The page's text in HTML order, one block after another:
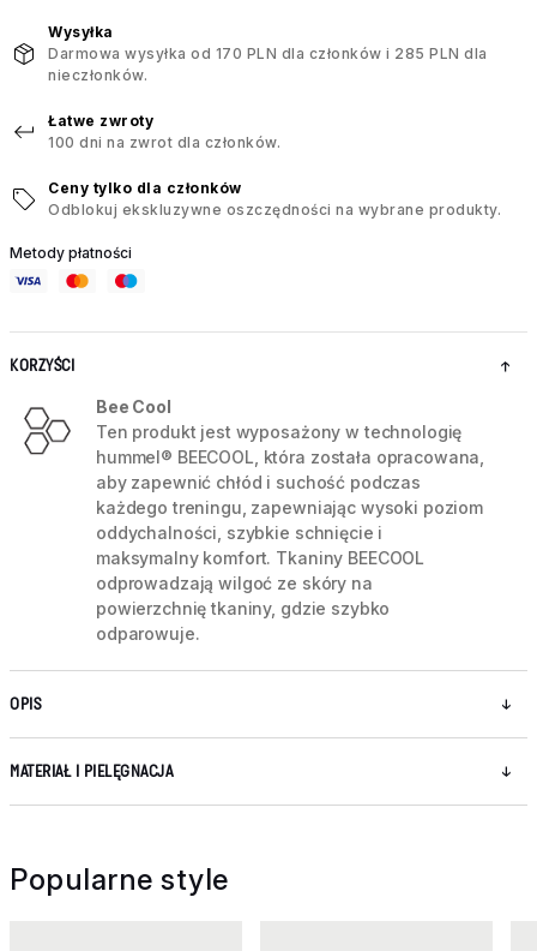
Wysyłka
Darmowa wysyłka od 170 PLN dla członków i 285 PLN dla
nieczłonków.
Łatwe zwroty
100 dni na zwrot dla członków.
Ceny tylko dla członków
Odblokuj ekskluzywne oszczędności na wybrane produkty.
Metody płatności
KORZYŚCI
Bee Cool
Ten produkt jest wyposażony w technologię
hummel® BEECOOL, która została opracowana,
aby zapewnić chłód i suchość podczas
każdego treningu, zapewniając wysoki poziom
oddychalności, szybkie schnięcie i
maksymalny komfort. Tkaniny BEECOOL
odprowadzają wilgoć ze skóry na
powierzchnię tkaniny, gdzie szybko
odparowuje.
OPIS
MATERIAŁ I PIELĘGNACJA
Popularne style